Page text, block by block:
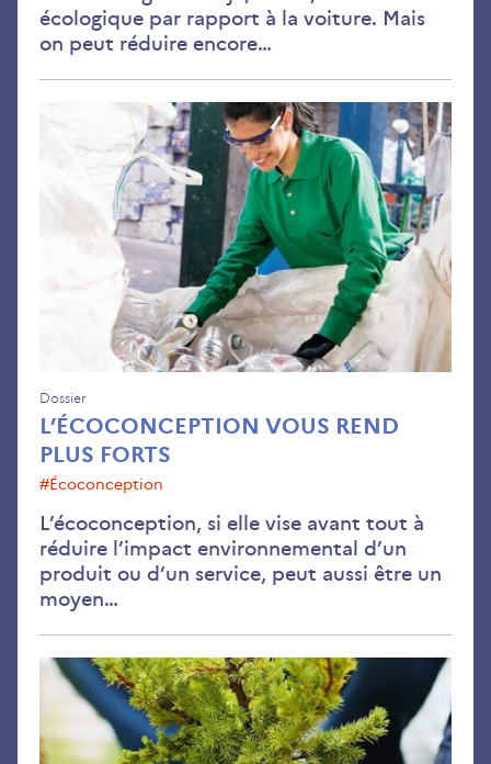
écologique par rapport à la voiture. Mais
on peut réduire encore…
L’ÉCOCONCEPTION VOUS REND
PLUS FORTS
Dossier
#écoconception
L’écoconception, si elle vise avant tout à
réduire l’impact environnemental d’un
produit ou d’un service, peut aussi être un
moyen…
un